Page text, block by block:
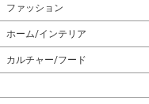
ファッション
ホーム/インテリア
カルチャー/フード